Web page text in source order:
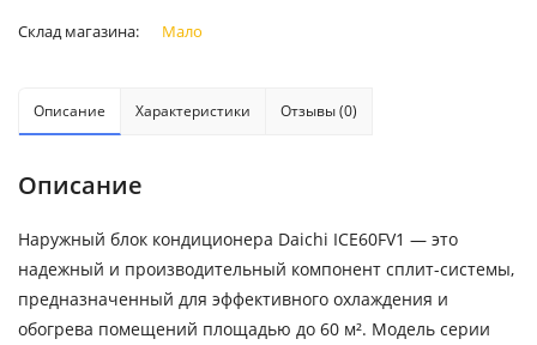
Склад магазина: Мало
Описание Характеристики Отзывы (0)
Описание
Наружный блок кондиционера Daichi ICE60FV1 — это
надежный и производительный компонент сплит-системы,
предназначенный для эффективного охлаждения и
обогрева помещений площадью до 60 м². Модель серии